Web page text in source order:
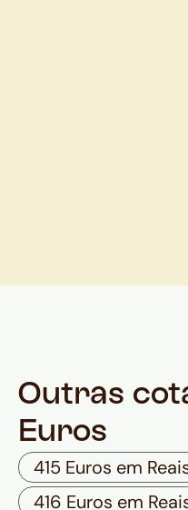
Outras
Euros
415 Euros em
416 Euros em